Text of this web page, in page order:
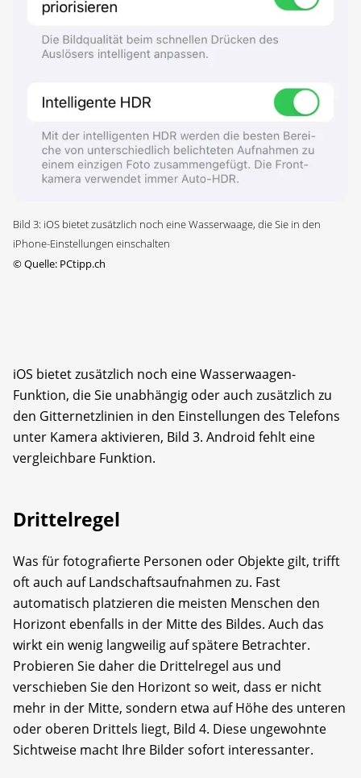
Bild 3: iOS bietet zusätzlich noch eine Wasserwaage, die Sie in den
iPhone-Einstellungen einschalten
©Quelle: PCtipp.ch
iOS bietet zusätzlich noch eine Wasserwaagen-
Funktion, die Sie unabhängig oder auch zusätzlich zu
den Gitternetzlinien in den Einstellungen des Telefons
unter Kamera aktivieren, Bild 3. Android fehlt eine
vergleichbare Funktion.
Drittelregel
Was für fotografierte Personen oder Objekte gilt, trifft
oft auch auf Landschaftsaufnahmen zu. Fast
automatisch platzieren die meisten Menschen den
Horizont ebenfalls in der Mitte des Bildes. Auch das
wirkt ein wenig langweilig auf spätere Betrachter.
Probieren Sie daher die Drittelregel aus und
verschieben Sie den Horizont so weit, dass er nicht
mehr in der Mitte, sondern etwa auf Höhe des unteren
oder oberen Drittels liegt, Bild 4. Diese ungewohnte
Sichtweise macht Ihre Bilder sofort interessanter.